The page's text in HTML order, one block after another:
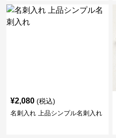
¥2,080 (税込)
名刺入れ 上品シンプル名刺入れ